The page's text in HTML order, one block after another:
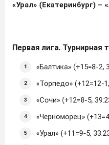
«Урал» (Екатеринбург) –
Первая лига. Турнирная
«Балтика» (+15=8-2,
«Торпедо» (+12=12-
«Сочи» (+12=8-5,
«Черноморец»
«Урал» (+11=9-5,